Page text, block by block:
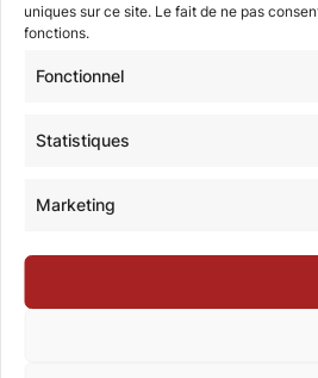
uniques sur ce site. Le fait de ne pas
fonctions.
Fonctionnel
Statistiques
Marketing